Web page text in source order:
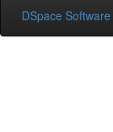
DSpace Software